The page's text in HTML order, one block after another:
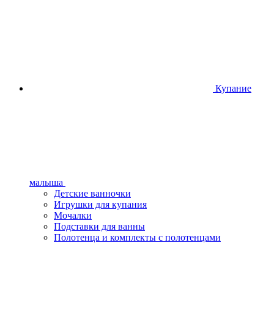
Купание
малыша
Детские ванночки
Игрушки для купания
Мочалки
Подставки для ванны
Полотенца и комплекты с полотенцами